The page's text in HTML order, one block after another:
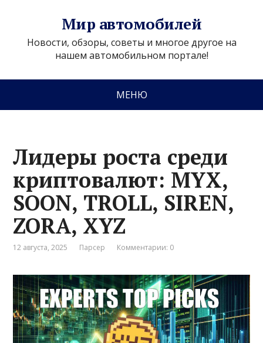
Мир автомобилей
Новости, обзоры, советы и многое другое на
нашем автомобильном портале!
МЕНЮ
Лидеры роста среди
криптовалют: MYX,
SOON, TROLL, SIREN,
ZORA, XYZ
12 августа, 2025 Парсер Комментарии: 0